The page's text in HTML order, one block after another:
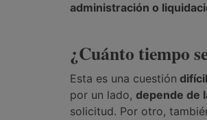
administración o
¿Cuánto tiempo
Esta es una cuestión
por un lado, depende de
solicitud. Por otro,